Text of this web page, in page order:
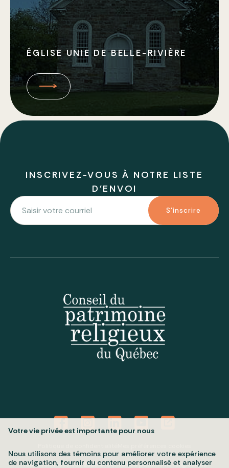
ÉGLISE UNIE DE BELLE-RIVIÈRE
INSCRIVEZ-VOUS À NOTRE LISTE
D'ENVOI
S'inscrire
Tous droits réservés 2026 © Conseil du patrimoine religieux du
Votre vie privée est importante pour nous
Nous utilisons des témoins pour améliorer votre expérience
de navigation, fournir du contenu personnalisé et analyser